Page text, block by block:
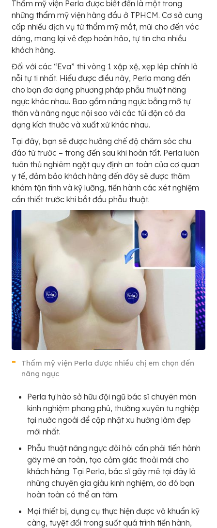
Thẩm mỹ viện Perla được biết đến là một trong
những thẩm mỹ viện hàng đầu ở TPHCM. Cơ sở cung
cấp nhiều dịch vụ từ thẩm mỹ mắt, mũi cho đến vóc
dáng, mang lại vẻ đẹp hoàn hảo, tự tin cho nhiều
khách hàng.
Đối với các “Eva” thì vòng 1 xập xệ, xẹp lép chính là
nỗi tự ti nhất. Hiểu được điều này, Perla mang đến
cho bạn đa dạng phương pháp phẫu thuật nâng
ngực khác nhau. Bao gồm nâng ngực bằng mỡ tự
thân và nâng ngực nội sao với các túi độn có đa
dạng kích thước và xuất xứ khác nhau.
Tại đây, bạn sẽ được hưởng chế độ chăm sóc chu
đáo từ trước – trong đến sau khi hoàn tất. Perla luôn
tuân thủ nghiêm ngặt quy định an toàn của cơ quan
y tế, đảm bảo khách hàng đến đây sẽ được thăm
khám tận tình và kỹ lưỡng, tiến hành các xét nghiệm
cần thiết trước khi bắt đầu phẫu thuật.
Thẩm mỹ viện Perla được nhiều chị em chọn đến
nâng ngực
Perla tự hào sở hữu đội ngũ bác sĩ chuyên môn
kinh nghiệm phong phú, thường xuyên tu nghiệp
tại nước ngoài để cập nhật xu hướng làm đẹp
mới nhất.
Phẫu thuật nâng ngực đòi hỏi cần phải tiến hành
gây mê an toàn, tạo cảm giác thoải mái cho
khách hàng. Tại Perla, bác sĩ gây mê tại đây là
những chuyên gia giàu kinh nghiệm, do đó bạn
hoàn toàn có thể an tâm.
Mọi thiết bị, dụng cụ thực hiện được vô khuẩn kỹ
càng, tuyệt đối trong suốt quá trình tiến hành,